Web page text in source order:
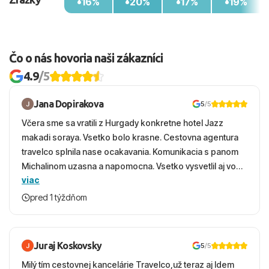
obchodov a zábavy a množstvo ďalších atrakcií. Pre
tých, ktorí majú chuť na kultúrne zážitky, hlavné mesto
Vzdialenosti od
pláže: 500 m
letiska: 30 km (Punta Cana)
centra: 13 km
nákupných možností: priamo pri hoteli.
Čo o nás hovoria naši zákazníci
4.9/5
Jana Dopirakova 5/5
Včera sme sa vratili z Hurgady konkretne hotel Jazz
makadi soraya. Vsetko bolo krasne. Cestovna agentura
travelco splnila nase ocakavania. Komunikacia s panom
Michalinom uzasna a napomocna. Vsetko vysvetlil aj vo
vecernych hodinach zaco sa ospravedlnujem. Hotel
krasny, cisty. Sluzby top. Strava, prostredie, more,
viac
pred 1 týždňom
Juraj Koskovsky 5/5
Milý tím cestovnej kancelárie Travelco,už teraz aj Idem